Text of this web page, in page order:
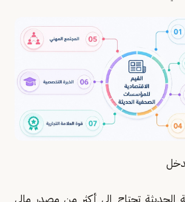
الحديثة تحتاج إلى أكثر من مصدر مالي